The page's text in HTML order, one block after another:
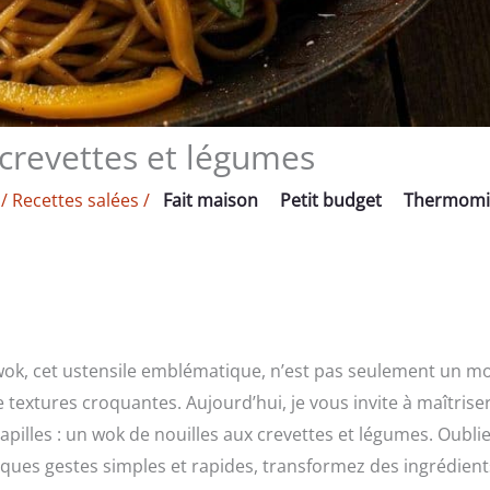
et légumes
Recettes salées / Fait maison Petit budget
cet ustensile emblématique, n’est pas seulement un
croquantes. Aujourd’hui, je vous invite à
: un wok de nouilles aux crevettes et légumes.
gestes simples et rapides, transformez des